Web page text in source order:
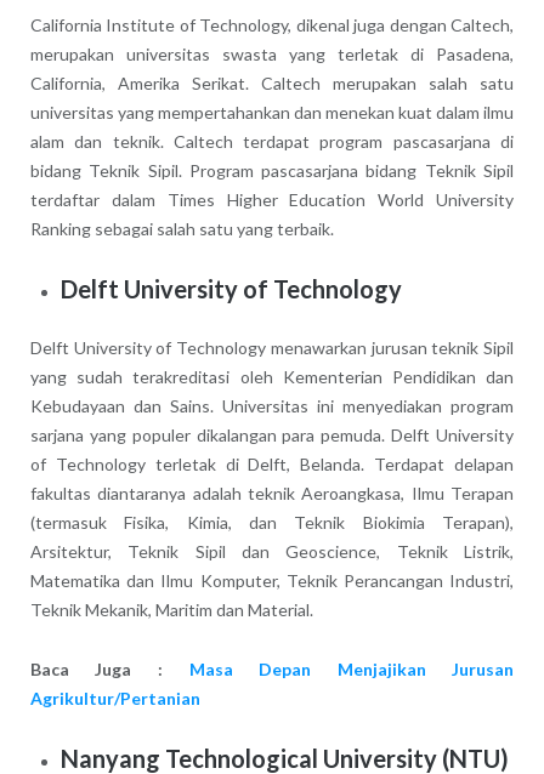
California Institute of Technology, dikenal juga dengan Caltech,
merupakan universitas swasta yang terletak di Pasadena,
California, Amerika Serikat. Caltech merupakan salah satu
universitas yang mempertahankan dan menekan kuat dalam ilmu
alam dan teknik. Caltech terdapat program pascasarjana di
bidang Teknik Sipil. Program pascasarjana bidang Teknik Sipil
terdaftar dalam Times Higher Education World University
Ranking sebagai salah satu yang terbaik.
Delft University of Technology
Delft University of Technology menawarkan jurusan teknik Sipil
yang sudah terakreditasi oleh Kementerian Pendidikan dan
Kebudayaan dan Sains. Universitas ini menyediakan program
sarjana yang populer dikalangan para pemuda. Delft University
of Technology terletak di Delft, Belanda. Terdapat delapan
fakultas diantaranya adalah teknik Aeroangkasa, Ilmu Terapan
(termasuk Fisika, Kimia, dan Teknik Biokimia Terapan),
Arsitektur, Teknik Sipil dan Geoscience, Teknik Listrik,
Matematika dan Ilmu Komputer, Teknik Perancangan Industri,
Teknik Mekanik, Maritim dan Material.
Baca Juga : Masa Depan Menjajikan Jurusan
Agrikultur/Pertanian
Nanyang Technological University (NTU)